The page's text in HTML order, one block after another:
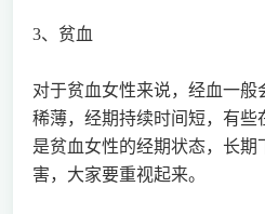
3、贫血
对于贫血女性来说，经血一般
稀薄，经期持续时间短，有些
是贫血女性的经期状态，长期
害，大家要重视起来。